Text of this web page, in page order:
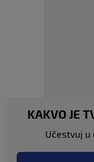
KAKVO JE
Učestvuj